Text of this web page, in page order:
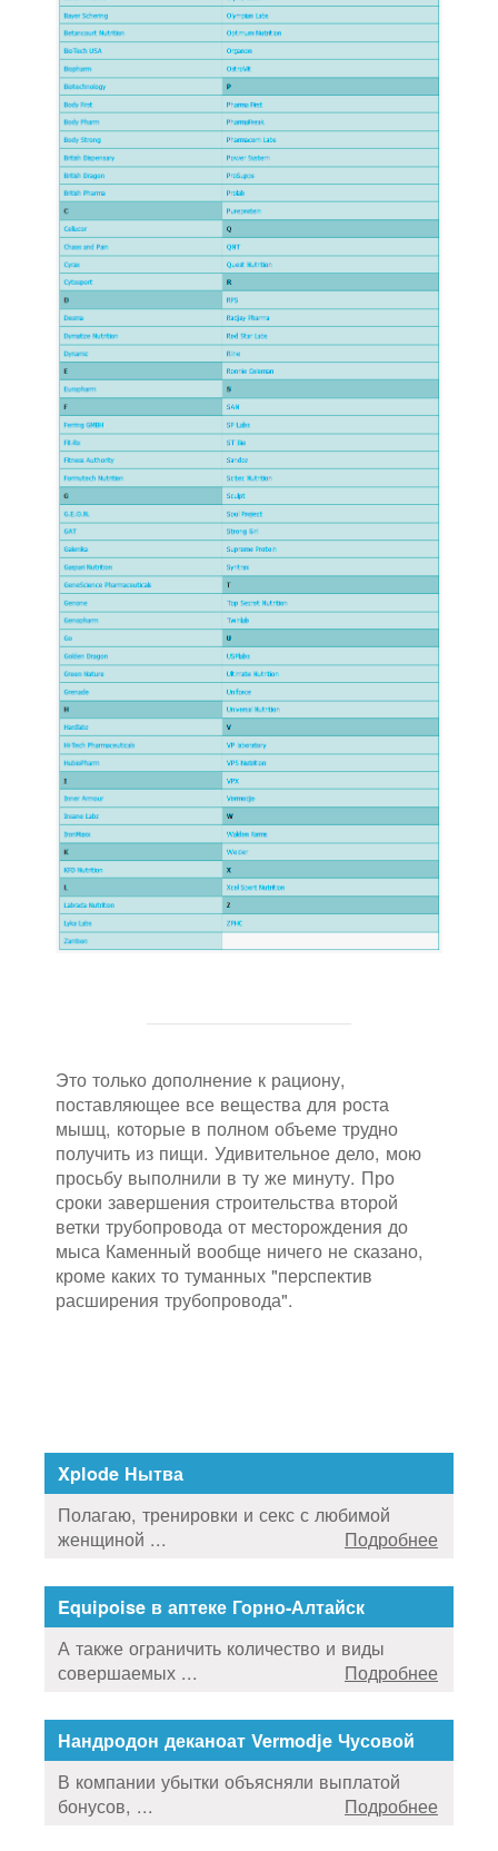
Это только дополнение к рациону,
поставляющее все вещества для роста
мышц, которые в полном объеме трудно
получить из пищи. Удивительное дело, мою
просьбу выполнили в ту же минуту. Про
сроки завершения строительства второй
ветки трубопровода от месторождения до
мыса Каменный вообще ничего не сказано,
кроме каких то туманных "перспектив
расширения трубопровода".
Xplode Нытва
Полагаю, тренировки и секс с любимой
женщиной ...
Подробнее
Equipoise в аптеке Горно-Алтайск
А также ограничить количество и виды
совершаемых ...
Подробнее
Нандродон деканоат Vermodje Чусовой
В компании убытки объясняли выплатой
бонусов, ...
Подробнее